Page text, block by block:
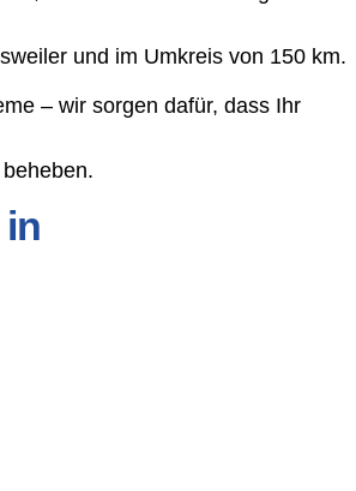
und im Umkreis von 150 km.
– wir sorgen dafür, dass Ihr